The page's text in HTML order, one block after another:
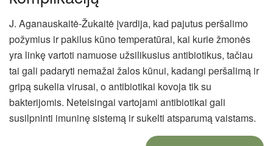
J. Aganauskaitė-Žukaitė įvardija, kad pajutus peršalimo
požymius ir pakilus kūno temperatūrai, kai kurie žmonės
yra linkę vartoti namuose užsilikusius antibiotikus, tačiau
tai gali padaryti nemažai žalos kūnui, kadangi peršalimą ir
gripą sukelia virusai, o antibiotikai kovoja tik su
bakterijomis. Neteisingai vartojami antibiotikai gali
susilpninti imuninę sistemą ir sukelti atsparumą vaistams.